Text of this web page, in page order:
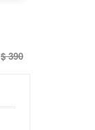
$ 390